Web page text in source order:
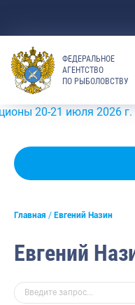
ФЕДЕРАЛЬНОЕ
АГЕНТСТВО
ПО РЫБОЛОВСТВУ
21 июля 2026 г. На
Главная Евгений Назин
Евгений